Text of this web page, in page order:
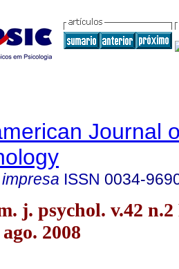
Journal
ISSN 0034-
j. psychol. v.42 n.2
2008